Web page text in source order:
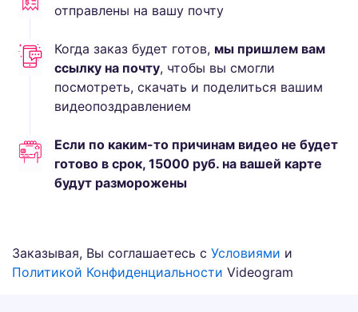
отправлены на вашу почту
Когда заказ будет готов, мы пришлем вам
ссылку на почту, чтобы вы смогли
посмотреть, скачать и поделиться вашим
видеопоздравлением
Если по каким-то причинам видео не будет
готово в срок, 15000 руб. на вашей карте
будут разморожены
Заказывая, Вы соглашаетесь с Условиями и
Политикой Конфиденциальности Videogram